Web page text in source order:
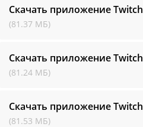
Скачать приложение Twitch
(81.37 МБ)
Скачать приложение Twitch
(81.24 МБ)
Скачать приложение Twitch
(81.53 МБ)